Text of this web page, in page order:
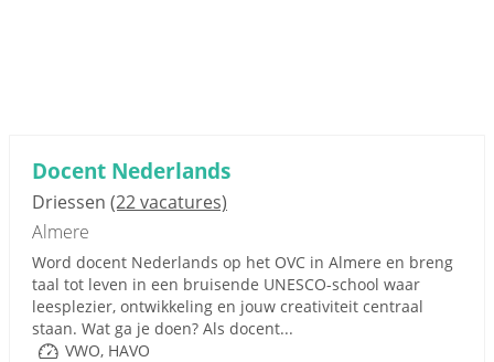
Docent Nederlands
Driessen (22 vacatures)
Almere
Word docent Nederlands op het OVC in Almere en breng
taal tot leven in een bruisende UNESCO-school waar
leesplezier, ontwikkeling en jouw creativiteit centraal
staan. Wat ga je doen? Als docent...
VWO, HAVO